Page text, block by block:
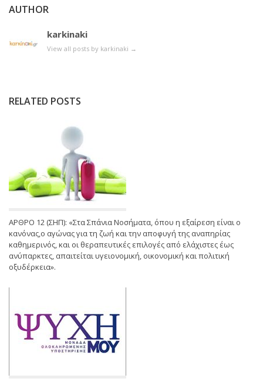
AUTHOR
karkinaki
View all posts by karkinaki →
RELATED POSTS
ΑΡΘΡΟ 12 (ΣΗΠ): «Στα Σπάνια Νοσήματα, όπου η εξαίρεση είναι ο
κανόνας,ο αγώνας για τη ζωή και την αποφυγή της αναπηρίας
καθημερινός, και οι θεραπευτικές επιλογές από ελάχιστες έως
ανύπαρκτες, απαιτείται υγειονομική, οικονομική και πολιτική
οξυδέρκεια».